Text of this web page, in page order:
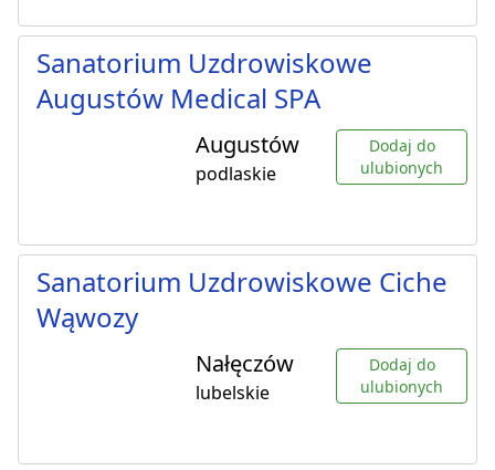
Sanatorium Uzdrowiskowe
Augustów Medical SPA
Augustów
podlaskie
Dodaj do
ulubionych
Sanatorium Uzdrowiskowe Ciche
Wąwozy
Nałęczów
lubelskie
Dodaj do
ulubionych